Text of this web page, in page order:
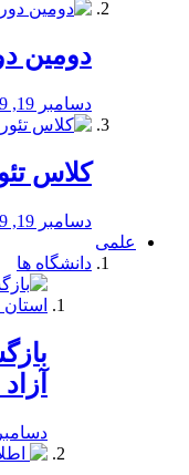
دومین
دسامبر 19, 2019
کلاس
دسامبر 19, 2019
علمی
دانشگاه ها
دسامبر 25, 2019